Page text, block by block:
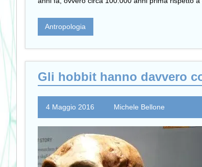
Antropologia
Gli hobbit hanno davvero
4 Maggio 2016 Michele Bellone